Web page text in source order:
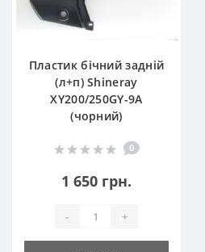
Пластик бічний задній
(л+п) Shineray
XY200/250GY-9A
(чорний)
0
1 650 грн.
- +